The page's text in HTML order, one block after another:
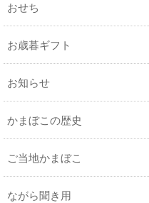
おせち
お歳暮ギフト
お知らせ
かまぼこの歴史
ご当地かまぼこ
ながら聞き用